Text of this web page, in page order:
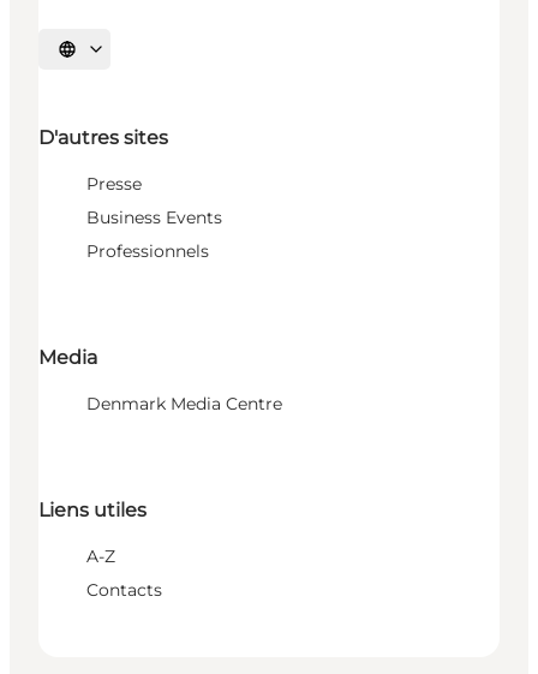
Choisissez la langue
D'autres sites
Presse
Business Events
Professionnels
Media
Denmark Media Centre
Liens utiles
A-Z
Contacts